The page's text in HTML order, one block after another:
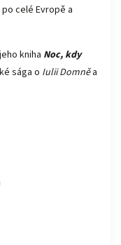
celé Evropě a
kniha Noc, kdy
sága o Iulii Domně a